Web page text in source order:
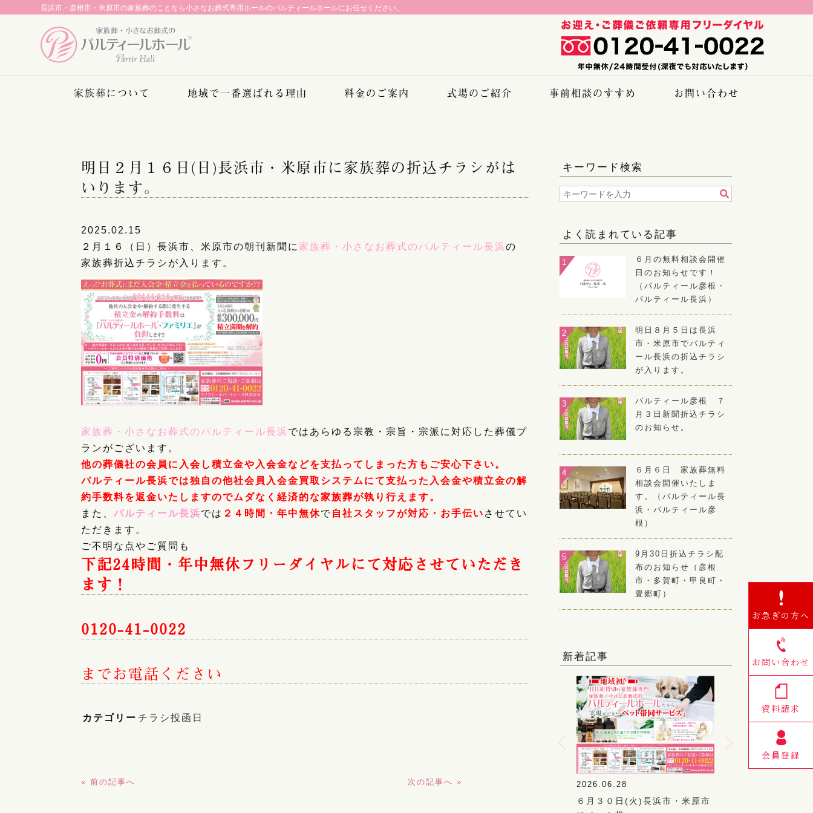
長浜市・彦根市・米原市の家族葬のことなら小さなお葬式専用ホールのパルティールホールにお任せください。
家族葬について 地域で一番選ばれる理由 料金のご案内 式場のご紹介 事前相談のすすめ お問い合わせ
明日２月１６日(日)長浜市・米原市に家族葬の折込チラシがは
いります。
2025.02.15
２月１６（日）長浜市、米原市の朝刊新聞に 家族葬・小さなお葬式のパルティール長浜の
家族葬折込チラシが入ります。
家族葬・小さなお葬式のパルティール長浜 ではあらゆる宗教・宗旨・宗派に対応した葬儀プ
ランがございます。
他の葬儀社の会員に入会し積立金や入会金などを支払ってしまった方もご安心下さい。
パルティール長浜では独自の他社会員入会金買取システムにて支払った入会金や積立金の解
約手数料を返金いたしますのでムダなく経済的な家族葬が執り行えます。
また、パルティール長浜では ２４時間・年中無休で自社スタッフが対応・お手伝い させてい
ただきます。
ご不明な点やご質問も
下記24時間・年中無休フリーダイヤルにて対応させていただき
ます！
0120-41-0022
までお電話ください
カテゴリー チラシ投函日
« 前の記事へ 次の記事へ »
キーワード検索
よく読まれている記事
６月の無料相談会開催
日のお知らせです！
（パルティール彦根・
パルティール長浜）
明日８月５日は長浜
市・米原市でパルティ
ール長浜の折込チラシ
が入ります。
パルティール彦根 ７
月３日新聞折込チラシ
のお知らせ。
６月６日 家族葬無料
相談会開催いたしま
す。（パルティール長
浜・パルティール彦
根）
9月30日折込チラシ配
布のお知らせ（彦根
市・多賀町・甲良町・
豊郷町）
新着記事
2026.08.01 2026.06.28
６月３０日(火)長浜市・米原市
お急ぎの方へ
お問い合わせ
資料請求
会員登録